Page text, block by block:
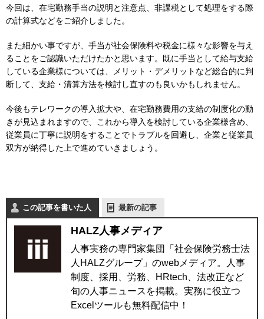
今回は、在宅勤務手当の説明と注意点、非課税として処理をする際
の計算式などをご紹介しました。
また細かい事ですが、手当が社会保険料や税金に様々な影響を与え
ることをご認識いただけたかと思います。既に手当として給与支給
している企業様については、メリット・デメリットなど総合的に判
断して、支給・清算方法を検討し直すのも良いかもしれません。
今後もテレワークの導入拡大や、在宅勤務費用の支給の制度化の動
きが見込まれますので、これから導入を検討している企業様含め、
従業員に丁寧に説明をすることでトラブルを回避し、企業と従業員
双方が納得した上で進めていきましょう。
この記事を書いた人 最新の記事
HALZ人事メディア
人事実務の専門家集団「社会保険労務士法
人HALZグループ」のwebメディア。人事
制度、採用、労務、HRtech、法改正など
旬の人事ニュースを掲載。実務に役立つ
Excelツールも無料配信中！